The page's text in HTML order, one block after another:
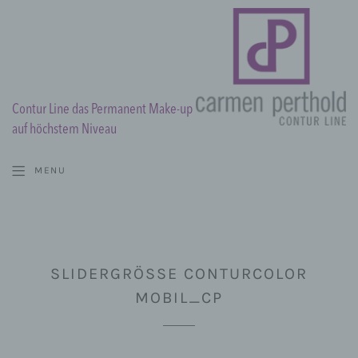
Contur Line das Permanent Make-up
auf höchstem Niveau
MENU
SLIDERGRÖSSE CONTURCOLOR M
OBIL_CP